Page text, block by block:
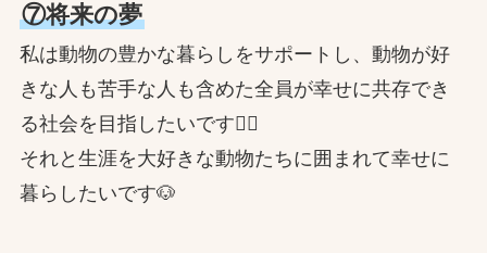
⑦将来の夢
私は動物の豊かな暮らしをサポートし、動物が好
きな人も苦手な人も含めた全員が幸せに共存でき
る社会を目指したいです❤️‍🔥
それと生涯を大好きな動物たちに囲まれて幸せに
暮らしたいです🐶